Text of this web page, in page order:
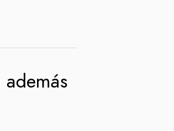
además